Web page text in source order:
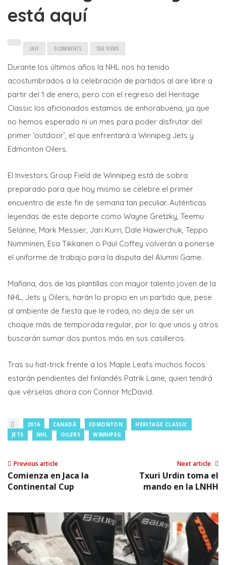
está aquí
JAVI 0 COMMENTS 536 VIEWS
Durante los últimos años la NHL nos ha tenido
acostumbrados a la celebración de partidos al aire libre a
partir del 1 de enero, pero con el regreso del Heritage
Classic los aficionados estamos de enhorabuena, ya que
no hemos esperado ni un mes para poder disfrutar del
primer ‘outdoor’, el que enfrentará a Winnipeg Jets y
Edmonton Oilers.
El Investors Group Field de Winnipeg está de sobra
preparado para que hoy mismo se celebre el primer
encuentro de este fin de semana tan peculiar. Auténticas
leyendas de este deporte como Wayne Gretzky, Teemu
Selänne, Mark Messier, Jari Kurri, Dale Hawerchuk, Teppo
Numminen, Esa Tikkanen o Paul Coffey volverán a ponerse
el uniforme de trabajo para la disputa del Alumni Game.
Mañana, dos de las plantillas con mayor talento joven de la
NHL, Jets y Oilers, harán lo propio en un partido que, pese
al ambiente de fiesta que le rodea, no deja de ser un
choque más de temporada regular, por lo que unos y otros
buscarán sumar dos puntos más en sus casilleros.
Tras su hat-trick frente a los Maple Leafs muchos focos
estarán pendientes del finlandés Patrik Laine, quien tendrá
que vérselas ahora con Connor McDavid.
2016 CANADÁ EDMONTON
HERITAGE CLASSIC
JETS
NHL OILERS WINNIPEG
Previous article
Comienza en Jaca la
Continental Cup
Next article
Txuri Urdin toma el
mando en la LNHH